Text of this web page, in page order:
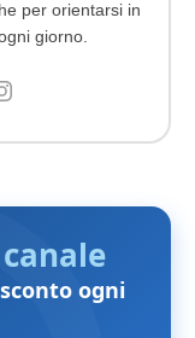
per orientarsi in
giorno.
ogni